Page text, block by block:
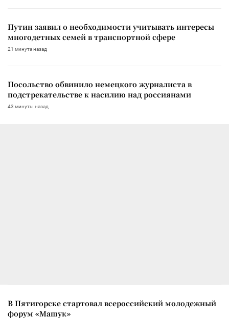
Путин заявил о необходимости учитывать интересы
многодетных семей в транспортной сфере
21 минута назад
Посольство обвинило немецкого журналиста в
подстрекательстве к насилию над россиянами
43 минуты назад
В Пятигорске стартовал всероссийский молодежный
форум «Машук»